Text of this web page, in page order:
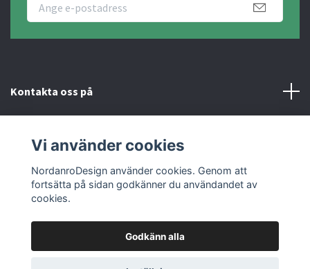
Kontakta oss på
Sociala medier
Vi använder cookies
NordanroDesign använder cookies. Genom att
fortsätta på sidan godkänner du användandet av
cookies.
Godkänn alla